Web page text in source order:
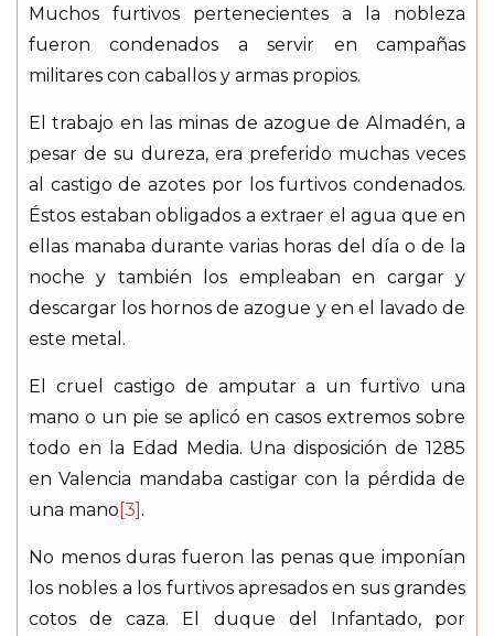
Muchos furtivos pertenecientes a la nobleza
fueron condenados a servir en campañas
militares con caballos y armas propios.
El trabajo en las minas de azogue de Almadén, a
pesar de su dureza, era preferido muchas veces
al castigo de azotes por los furtivos condenados.
Éstos estaban obligados a extraer el agua que en
ellas manaba durante varias horas del día o de la
noche y también los empleaban en cargar y
descargar los hornos de azogue y en el lavado de
este metal.
El cruel castigo de amputar a un furtivo una
mano o un pie se aplicó en casos extremos sobre
todo en la Edad Media. Una disposición de 1285
en Valencia mandaba castigar con la pérdida de
una mano [3] .
No menos duras fueron las penas que imponían
los nobles a los furtivos apresados en sus grandes
cotos de caza. El duque del Infantado, por